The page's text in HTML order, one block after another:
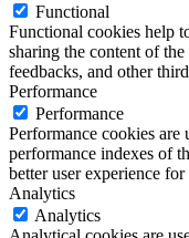
Functional
Functional cookies help
sharing the content of
feedbacks, and other
Performance
Performance
Performance cookies are
performance indexes of
better user experience
Analytics
Analytics